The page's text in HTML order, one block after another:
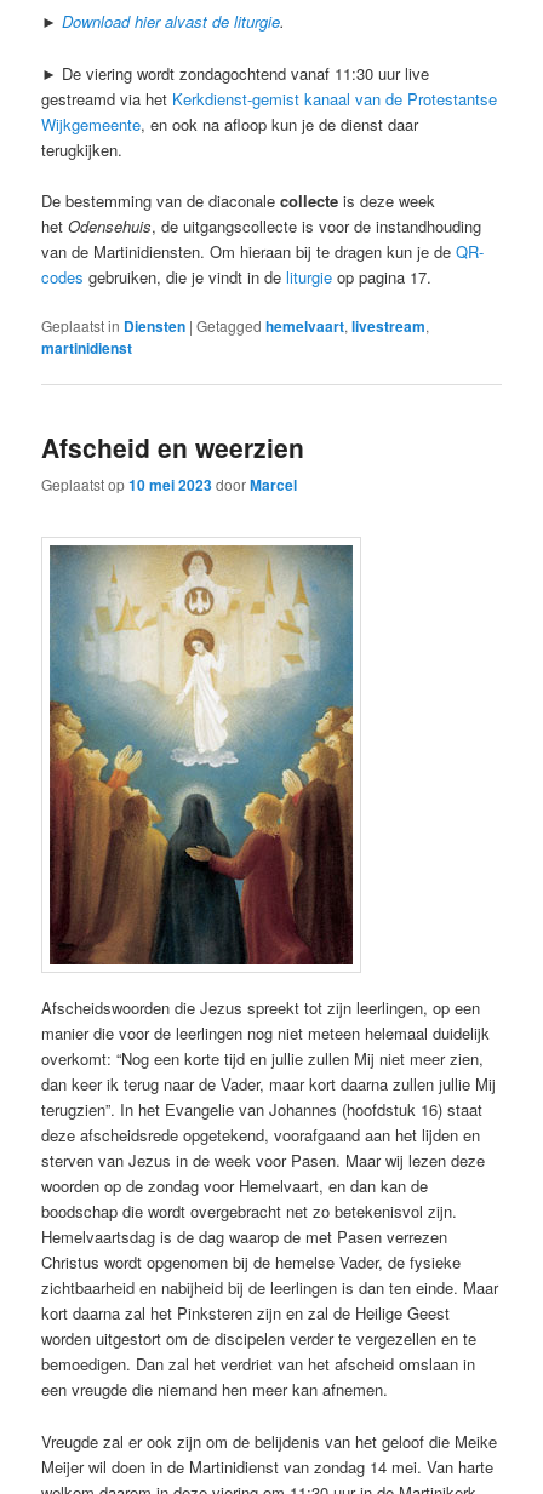
►Download hier alvast de liturgie.
► De viering wordt zondagochtend vanaf 11:30 uur live
gestreamd via het Kerkdienst-gemist kanaal van de Protestantse
Wijkgemeente, en ook na afloop kun je de dienst daar
terugkijken.
De bestemming van de diaconalecollecte is deze week
hetOdensehuis, de uitgangscollecte is voor de instandhouding
van de Martinidiensten. Om hieraan bij te dragen kun je deQR-
codes gebruiken, die je vindt in deliturgie op pagina 17.
Geplaatst in Diensten |Getagged hemelvaart,livestream,
martinidienst
Afscheid en weerzien
Geplaatst op10 mei 2023doorMarcel
Afscheidswoorden die Jezus spreekt tot zijn leerlingen, op een
manier die voor de leerlingen nog niet meteen helemaal duidelijk
overkomt: “Nog een korte tijd en jullie zullen Mij niet meer zien,
dan keer ik terug naar de Vader, maar kort daarna zullen jullie Mij
terugzien”. In het Evangelie van Johannes (hoofdstuk 16) staat
deze afscheidsrede opgetekend, voorafgaand aan het lijden en
sterven van Jezus in de week voor Pasen. Maar wij lezen deze
woorden op de zondag voor Hemelvaart, en dan kan de
boodschap die wordt overgebracht net zo betekenisvol zijn.
Hemelvaartsdag is de dag waarop de met Pasen verrezen
Christus wordt opgenomen bij de hemelse Vader, de fysieke
zichtbaarheid en nabijheid bij de leerlingen is dan ten einde. Maar
kort daarna zal het Pinksteren zijn en zal de Heilige Geest
worden uitgestort om de discipelen verder te vergezellen en te
bemoedigen. Dan zal het verdriet van het afscheid omslaan in
een vreugde die niemand hen meer kan afnemen.
Vreugde zal er ook zijn om de belijdenis van het geloof die Meike
Meijer wil doen in de Martinidienst van zondag 14 mei. Van harte